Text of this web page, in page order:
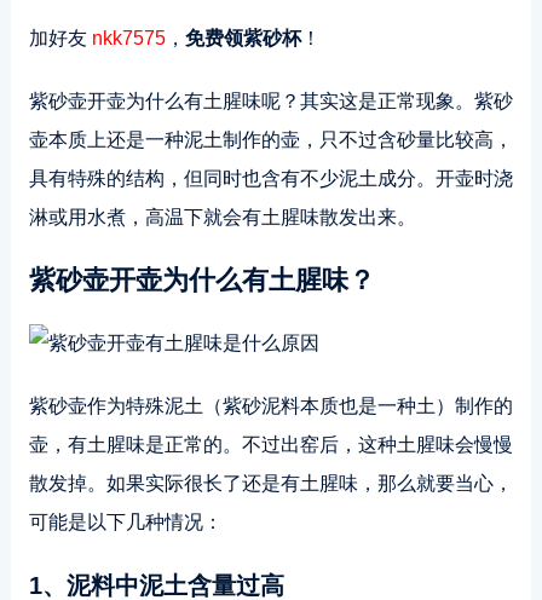
加好友 nkk7575， 免费领紫砂杯！
紫砂壶开壶为什么有土腥味呢？其实这是正常现象。紫砂
壶本质上还是一种泥土制作的壶，只不过含砂量比较高，
具有特殊的结构，但同时也含有不少泥土成分。开壶时浇
淋或用水煮，高温下就会有土腥味散发出来。
紫砂壶开壶为什么有土腥味？
紫砂壶作为特殊泥土（紫砂泥料本质也是一种土）制作的
壶，有土腥味是正常的。不过出窑后，这种土腥味会慢慢
散发掉。如果实际很长了还是有土腥味，那么就要当心，
可能是以下几种情况：
1、泥料中泥土含量过高